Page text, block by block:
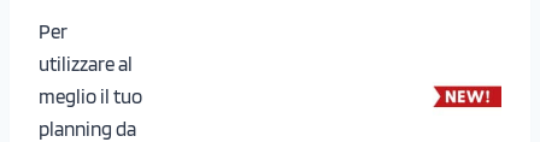
Per
utilizzare al
meglio il tuo
planning da